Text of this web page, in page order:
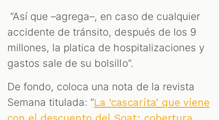
“Así que –agrega–, en caso de cualquier
accidente de tránsito, después de los 9
millones, la platica de hospitalizaciones y
gastos sale de su bolsillo”.
De fondo, coloca una nota de la revista
Semana titulada: “La ‘cascarita’ que viene